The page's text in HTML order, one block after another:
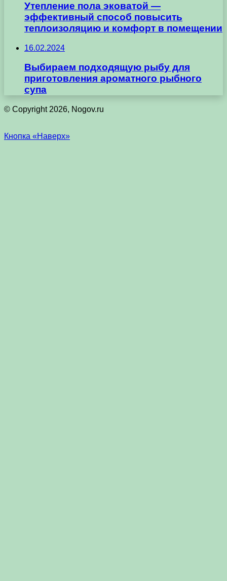
Утепление пола эковатой —
эффективный способ повысить
теплоизоляцию и комфорт в помещении
16.02.2024
Выбираем подходящую рыбу для
приготовления ароматного рыбного
супа
© Copyright 2026, Nogov.ru
Кнопка «Наверх»